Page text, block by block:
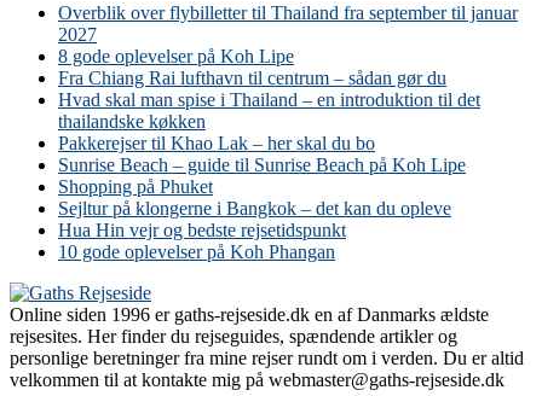
Overblik over flybilletter til Thailand fra september til januar
2027
8 gode oplevelser på Koh Lipe
Fra Chiang Rai lufthavn til centrum – sådan gør du
Hvad skal man spise i Thailand – en introduktion til det
thailandske køkken
Pakkerejser til Khao Lak – her skal du bo
Sunrise Beach – guide til Sunrise Beach på Koh Lipe
Shopping på Phuket
Sejltur på klongerne i Bangkok – det kan du opleve
Hua Hin vejr og bedste rejsetidspunkt
10 gode oplevelser på Koh Phangan
Online siden 1996 er gaths-rejseside.dk en af Danmarks ældste
rejsesites. Her finder du rejseguides, spændende artikler og
personlige beretninger fra mine rejser rundt om i verden. Du er altid
velkommen til at kontakte mig på webmaster@gaths-rejseside.dk